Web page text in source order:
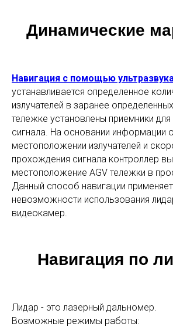
Динамические
Навигация с помощью
устанавливается определенное
излучателей в заранее
тележке установлены приемники
сигнала. На основании информации о
местоположении излучателей и
прохождения сигнала контроллер
местоположение AGV тележки в
Данный способ навигации
невозможности использования
видеокамер.
Навигация по
Лидар - это лазерный дальномер.
Возможные режимы работы: